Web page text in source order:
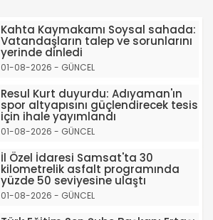
Kahta Kaymakamı Soysal sahada:
Vatandaşların talep ve sorunlarını
yerinde dinledi
01-08-2026 - GÜNCEL
Resul Kurt duyurdu: Adıyaman'ın
spor altyapısını güçlendirecek tesis
için ihale yayımlandı
01-08-2026 - GÜNCEL
İl Özel İdaresi Samsat'ta 30
kilometrelik asfalt programında
yüzde 50 seviyesine ulaştı
01-08-2026 - GÜNCEL